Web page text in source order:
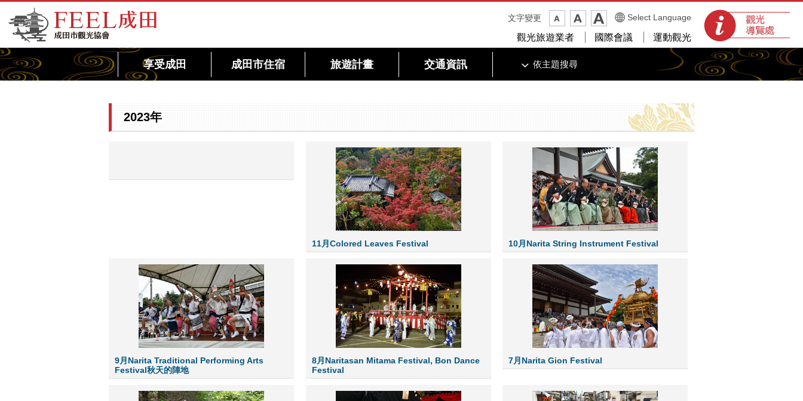
FEEL成田成田市觀光協會官方網站
觀光導覽處
文字變更 Select Language
觀光旅遊業者 國際會議 運動觀光
享受成田 成田市住宿 旅遊計畫 交通資訊 依主題搜尋
2023年
11月Colored Leaves Festival 10月Narita String Instrument Festival
9月Narita Traditional Performing Arts
Festival秋天的陣地
8月Naritasan Mitama Festival, Bon Dance
Festival
7月Narita Gion Festival